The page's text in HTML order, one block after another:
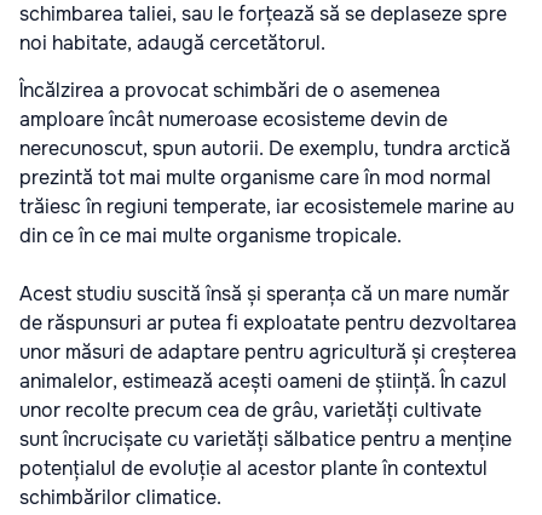
schimbarea taliei, sau le forțează să se deplaseze spre
noi habitate, adaugă cercetătorul.
Încălzirea a provocat schimbări de o asemenea
amploare încât numeroase ecosisteme devin de
nerecunoscut, spun autorii. De exemplu, tundra arctică
prezintă tot mai multe organisme care în mod normal
trăiesc în regiuni temperate, iar ecosistemele marine au
din ce în ce mai multe organisme tropicale.
Acest studiu suscită însă și speranța că un mare număr
de răspunsuri ar putea fi exploatate pentru dezvoltarea
unor măsuri de adaptare pentru agricultură și creșterea
animalelor, estimează acești oameni de știință. În cazul
unor recolte precum cea de grâu, varietăți cultivate
sunt încrucișate cu varietăți sălbatice pentru a menține
potențialul de evoluție al acestor plante în contextul
schimbărilor climatice.